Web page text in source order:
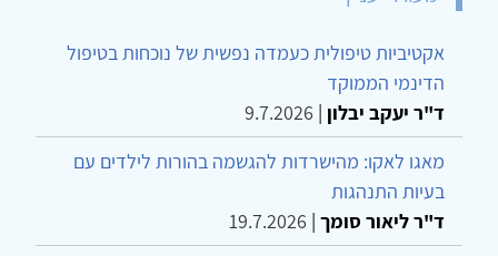
אקטיביות טיפולית כעמדה נפשית של נוכחות בטיפול
הדינמי הממוקד
ד"ר יעקב יבלון |
9.7.2026
מאגו לאקו: מהישרדות להגשמה בהורות לילדים עם
בעיות התנהגות
ד"ר ליאור סומך |
19.7.2026